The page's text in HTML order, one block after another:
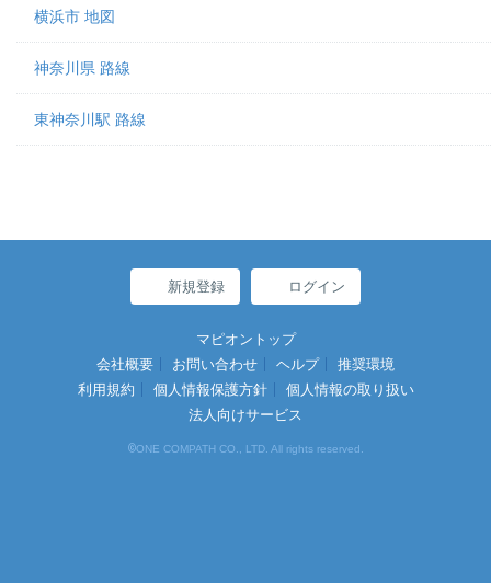
横浜市 地図
神奈川県 路線
東神奈川駅 路線
新規登録 ログイン
マピオントップ
会社概要
お問い合わせ ヘルプ
推奨環境
利用規約
個人情報保護方針
個人情報の取り扱い
法人向けサービス
©ONE COMPATH CO., LTD. All rights reserved.